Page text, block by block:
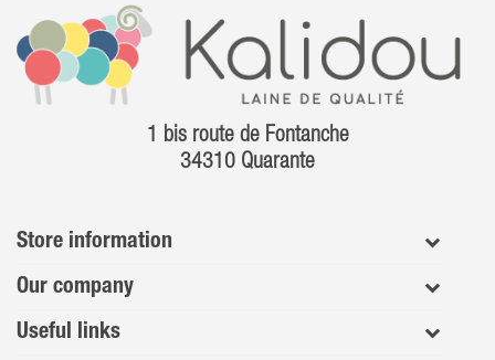
1 bis route de Fontanche
34310 Quarante
Store information
Our company
Useful links